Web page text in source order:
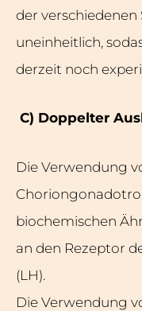
der
uneinheitlich,
derzeit noch
C) Doppelter
Die Verwendung
biochemischen
an den Rezeptor
(LH).
Die Verwendung